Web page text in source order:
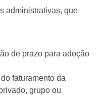
administrativas, que
de prazo para adoção
faturamento da
grupo ou